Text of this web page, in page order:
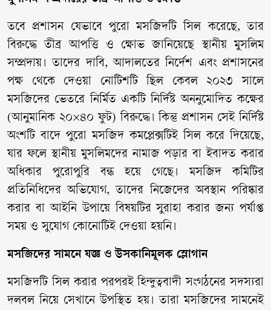
তবে প্রশাসন যেভাবে পুরো মসজিদটি সিল করেছে, তার
বিরুদ্ধে তীব্র আপত্তি ও ক্ষোভ জানিয়েছে স্থানীয় মুসলিম
সম্প্রদায়। তাদের দাবি, আদালতের নির্দেশ এবং প্রশাসনের
পক্ষ থেকে দেওয়া নোটিশটি ছিল কেবল ২০২৩ সালে
মসজিদের ভেতরে নির্মিত একটি নির্দিষ্ট অননুমোদিত কক্ষের
(আনুমানিক ২০×৪০ ফুট) বিরুদ্ধে। কিন্তু প্রশাসন সেই নির্দিষ্ট
অংশটি বাদে পুরো মসজিদ কমপ্লেক্সটিই সিল করে দিয়েছে,
যার ফলে স্থানীয় মুসলিমদের নামাজ পড়ার বা ইবাদত করার
অধিকার পুরোপুরি বন্ধ হয়ে গেছে। মসজিদ কমিটির
প্রতিনিধিদের অভিযোগ, তাদের নিজেদের অবস্থান পরিষ্কার
করার বা আইনি উপায়ে বিষয়টির সুরাহা করার জন্য পর্যাপ্ত
সময় ও সুযোগ কোনোটিই দেওয়া হয়নি।
মসজিদের সামনে যজ্ঞ ও উসকানিমূলক স্লোগান
মসজিদটি সিল করার পরপরই হিন্দুত্ববাদী সংগঠনের সদস্যরা
দলবল নিয়ে সেখানে উপস্থিত হয়। তারা মসজিদের সামনেই